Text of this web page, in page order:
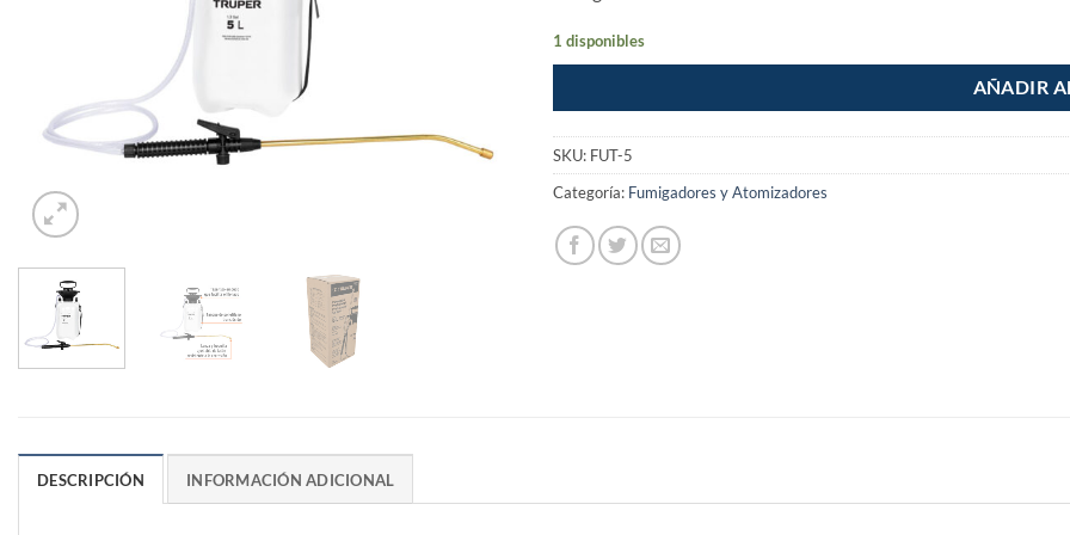
1 disponibles
AÑADIR
SKU: FUT-5
Categoría: Fumigadores y Atomizadores
DESCRIPCIÓN INFORMACIÓN ADICIONAL